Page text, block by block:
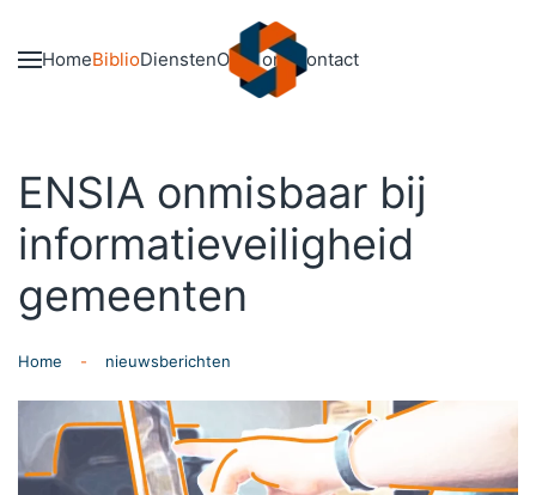
Skip to main content
HomeBiblioDienstenOver onsContact
ENSIA onmisbaar bij
informatieveiligheid
gemeenten
Home nieuwsberichten